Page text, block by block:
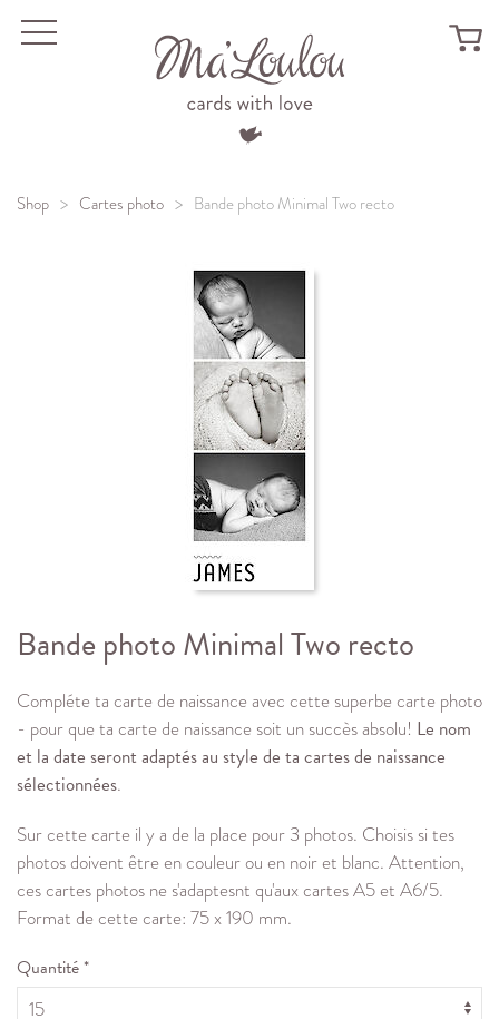
Menu
Shop Cartes photo Bande photo Minimal Two recto
Bande photo Minimal Two recto
Compléte ta carte de naissance avec cette superbe carte photo
- pour que ta carte de naissance soit un succès absolu! Le nom
et la date seront adaptés au style de ta cartes de naissance
sélectionnées.
Sur cette carte il y a de la place pour 3 photos. Choisis si tes
photos doivent être en couleur ou en noir et blanc. Attention,
ces cartes photos ne s'adaptesnt qu'aux cartes A5 et A6/5.
Format de cette carte: 75 x 190 mm.
Quantité *